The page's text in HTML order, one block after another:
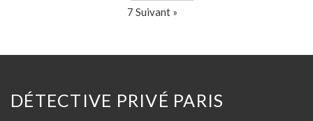
7 Suivant »
DÉTECTIVE PRIVÉ PARIS